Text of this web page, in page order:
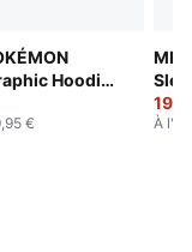
Hoodie
€
MID
À